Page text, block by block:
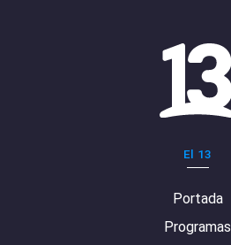
El 13
Portada
Programas